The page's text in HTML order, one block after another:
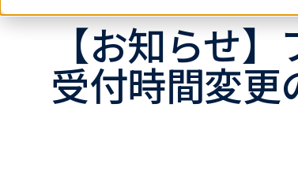
【お知らせ】
受付時間変更